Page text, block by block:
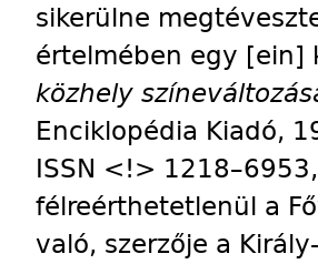
sikerülne
értelmében egy [ein]
közhely
Enciklopédia Kiadó,
ISSN <!>
félreérthetetlenül a
való, szerzője a